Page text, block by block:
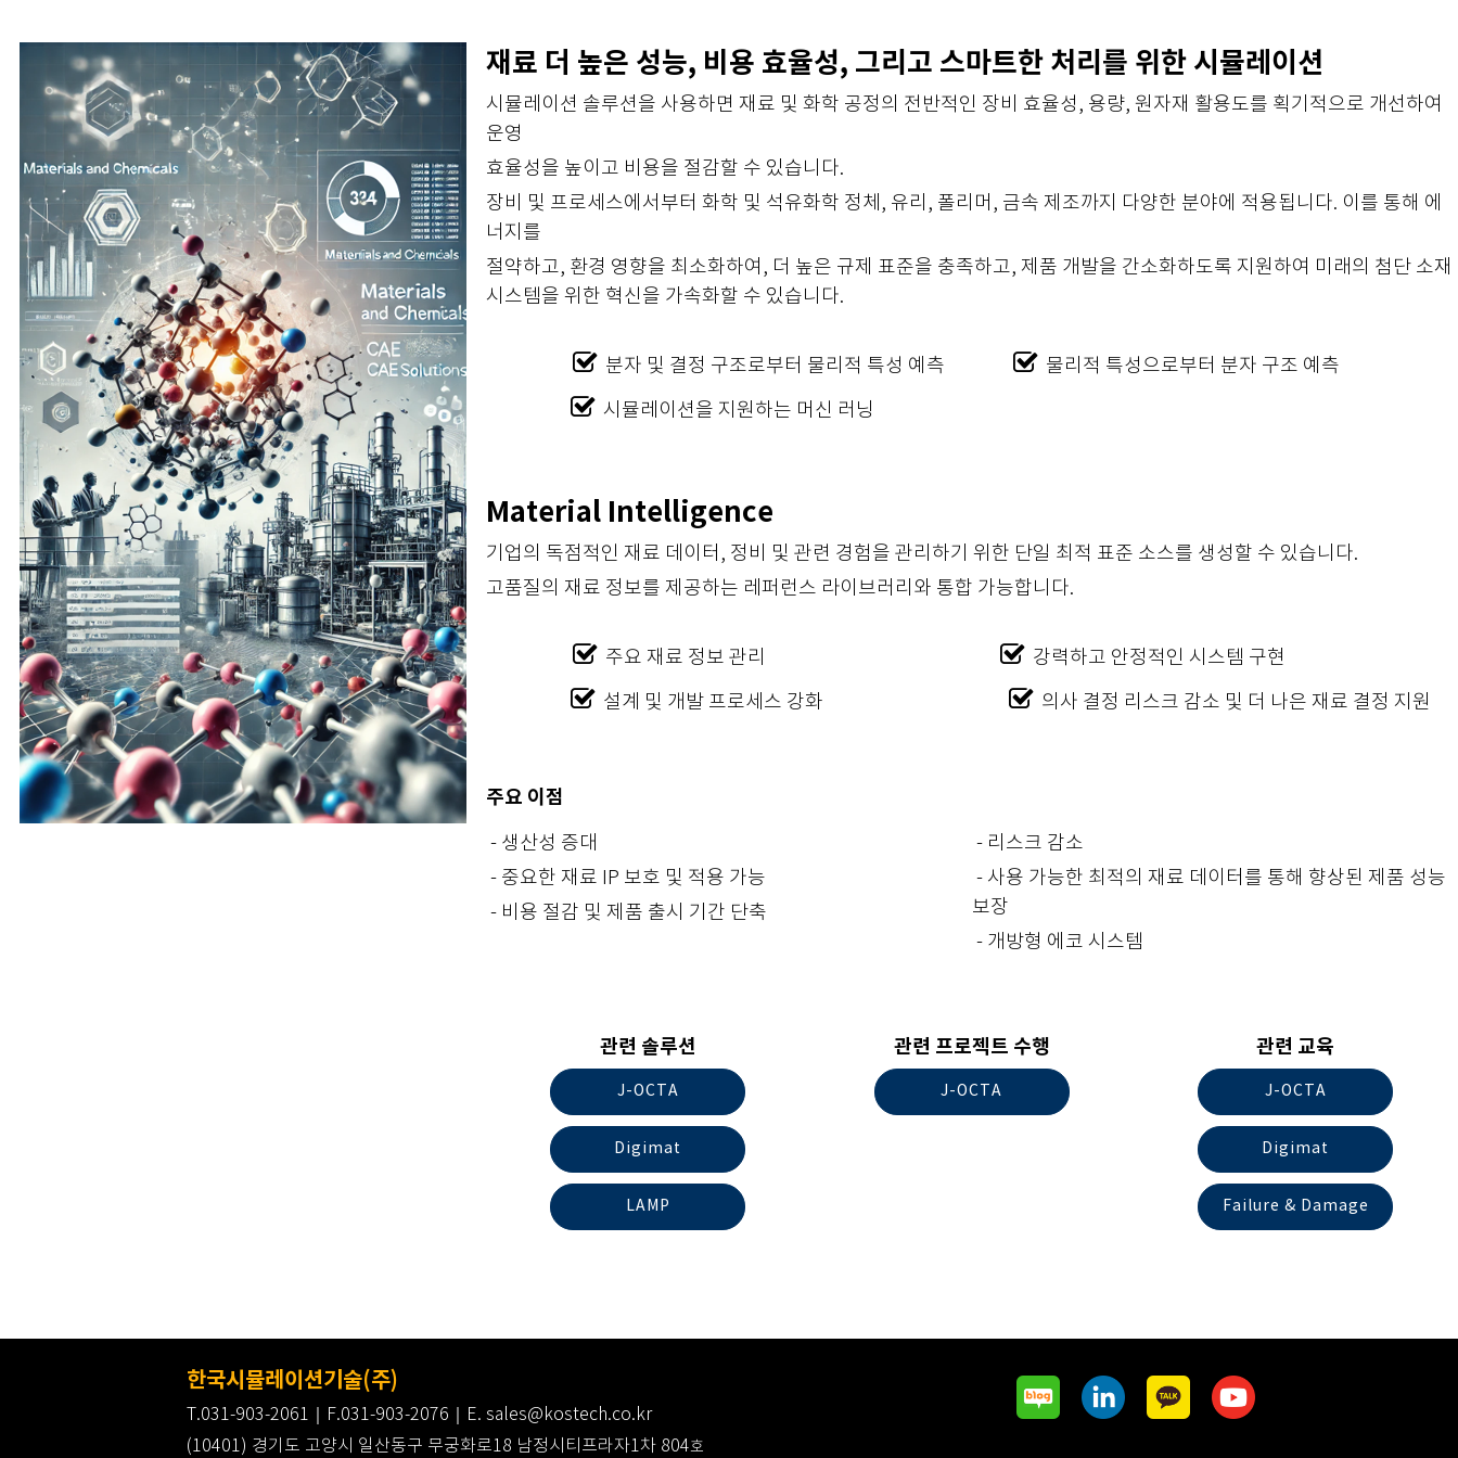
재료 더 높은 성능, 비용 효율성, 그리고 스마트한 처리를 위한 시뮬레이션
시뮬레이션 솔루션을 사용하면 재료 및 화학 공정의 전반적인 장비 효율성, 용량, 원자재 활용도를 획기적으로 개선하여
운영
효율성을 높이고 비용을 절감할 수 있습니다.
장비 및 프로세스에서부터 화학 및 석유화학 정체, 유리, 폴리머, 금속 제조까지 다양한 분야에 적용됩니다. 이를 통해 에
너지를
절약하고, 환경 영향을 최소화하여, 더 높은 규제 표준을 충족하고, 제품 개발을 간소화하도록 지원하여 미래의 첨단 소재
시스템을 위한 혁신을 가속화할 수 있습니다.
분자 및 결정 구조로부터 물리적 특성 예측 물리적 특성으로부터 분자 구조 예측
시뮬레이션을 지원하는 머신 러닝
Material Intelligence
기업의 독점적인 재료 데이터, 정비 및 관련 경험을 관리하기 위한 단일 최적 표준 소스를 생성할 수 있습니다.
고품질의 재료 정보를 제공하는 레퍼런스 라이브러리와 통합 가능합니다.
주요 재료 정보 관리 강력하고 안정적인 시스템 구현
설계 및 개발 프로세스 강화 의사 결정 리스크 감소 및 더 나은 재료 결정 지원
주요 이점
- 생산성 증대
- 중요한 재료 IP 보호 및 적용 가능
- 비용 절감 및 제품 출시 기간 단축
- 리스크 감소
- 사용 가능한 최적의 재료 데이터를 통해 향상된 제품 성능
보장
- 개방형 에코 시스템
관련 솔루션
J-OCTA
Digimat
LAMP
관련 프로젝트 수행
J-OCTA
관련 교육
J-OCTA
Digimat
Failure & Damage
한국시뮬레이션기술(주)
T.031-903-2061｜F.031-903-2076｜E. sales@kostech.co.kr
(10401) 경기도 고양시 일산동구 무궁화로18 남정시티프라자1차 804호